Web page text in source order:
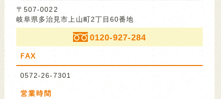
〒507-0022
岐阜県多治見市上山町2丁目60番地
0120-927-284
FAX
0572-26-7301
営業時間